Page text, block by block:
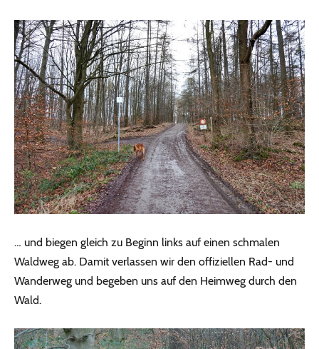
… und biegen gleich zu Beginn links auf einen schmalen
Waldweg ab. Damit verlassen wir den offiziellen Rad- und
Wanderweg und begeben uns auf den Heimweg durch den
Wald.